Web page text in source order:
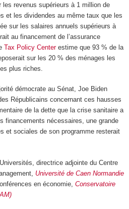
revenus supérieurs à 1 million de
et les dividendes au même taux que les
sur les salaires annuels supérieurs à
au financement de l’assurance
Tax Policy Centerestime que 93 % de la
sur les 20 % des ménages les
plus riches.
démocrate au Sénat, Joe Biden
Républicains concernant ces hausses
de la dette que la crise sanitaire a
financements nécessaires, une grande
et sociales de son programme resterait
directrice adjointe du Centre
Université de Caen Normandie
en économie, Conservatoire